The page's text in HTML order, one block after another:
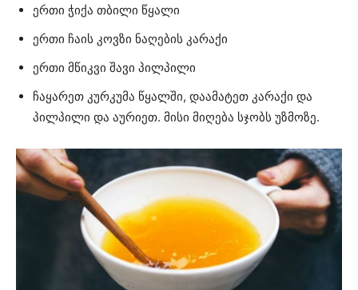
ერთი ჭიქა თბილი წყალი
ერთი ჩაის კოვზი ნაღების კარაქი
ერთი მწიკვი შავი პილპილი
ჩაყარეთ კურკუმა წყალში, დაამატეთ კარაქი და
პილპილი და აურიეთ. მისი მიღება სჯობს უზმოზე.